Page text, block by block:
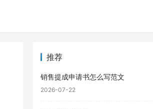
推荐
销售提成申请书怎么写范文
2026-07-22